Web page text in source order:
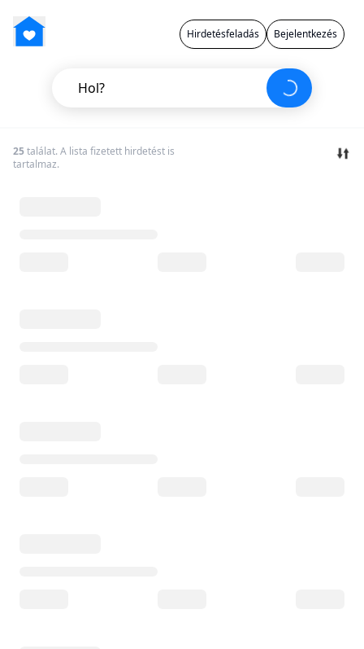
Hirdetésfeladás Bejelentkezés
Hol?
25találat. A lista fizetett hirdetést is
tartalmaz.